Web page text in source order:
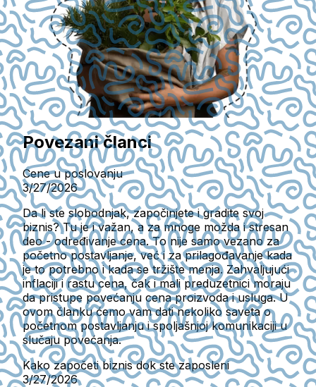
Povezani članci
Cene u poslovanju
3/27/2026
Da li ste slobodnjak, započinjete i gradite svoj
biznis? Tu je i važan, a za mnoge možda i stresan
deo - određivanje cena. To nije samo vezano za
početno postavljanje, već i za prilagođavanje kada
je to potrebno i kada se tržište menja. Zahvaljujući
inflaciji i rastu cena, čak i mali preduzetnici moraju
da pristupe povećanju cena proizvoda i usluga. U
ovom članku ćemo vam dati nekoliko saveta o
početnom postavljanju i spoljašnjoj komunikaciji u
slučaju povećanja.
Kako započeti biznis dok ste zaposleni
3/27/2026